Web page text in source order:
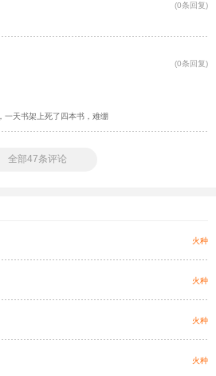
(0条回复)
(0条回复)
，一天书架上死了四本书，难绷
全部47条评论
火种
火种
火种
火种